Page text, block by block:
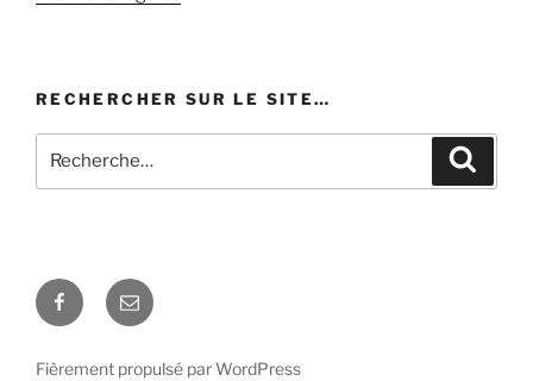
RECHERCHER SUR LE SITE…
pour
Facebook
E-
mail
Fièrement propulsé par WordPress